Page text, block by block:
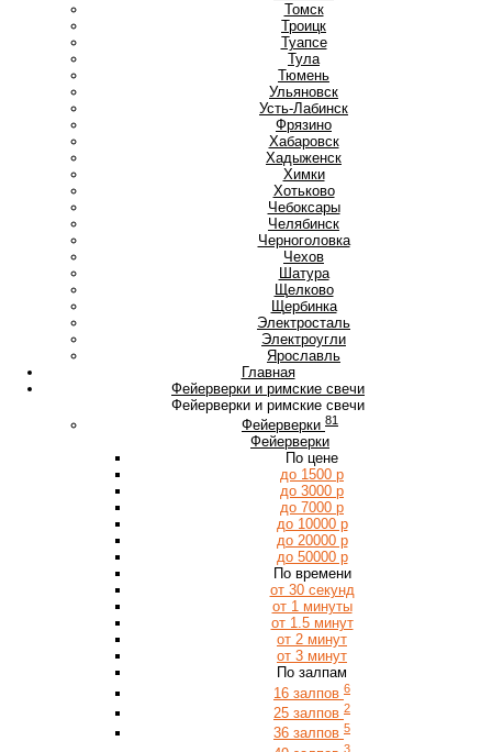
Томск
Троицк
Туапсе
Тула
Тюмень
Ульяновск
Усть-Лабинск
Фрязино
Хабаровск
Хадыженск
Химки
Хотьково
Чебоксары
Челябинск
Черноголовка
Чехов
Шатура
Щелково
Щербинка
Электросталь
Электроугли
Ярославль
Главная
Фейерверки и римские свечи
Фейерверки и римские свечи
Фейерверки 81
Фейерверки
По цене
до 1500 р
до 3000 р
до 7000 р
до 10000 р
до 20000 р
до 50000 р
По времени
от 30 секунд
от 1 минуты
от 1.5 минут
от 2 минут
от 3 минут
По залпам
16 залпов 6
25 залпов 2
36 залпов 5
3